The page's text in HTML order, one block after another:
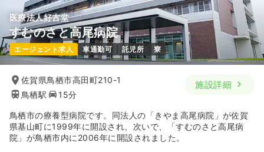
気になる 詳細を見る
外来正看護師 一般病院
日勤のみ（常勤）
給与 17.6〜23.1
時間 8:30～17:00（休憩60分）
日祝休み
4週8休以上 担当業務未経験可
医療法人好古堂
すむのさと高尾病院
エージェント求人 車通勤可 託児所 寮
佐賀県鳥栖市高田町210-1
鳥栖駅
15分
施設詳細
鳥栖市の療養型病院です。同法人の「きやま高尾病院」が佐賀
県基山町に1999年に開設され、次いで、「すむのさと高尾病
院」が鳥栖市内に2006年に開設されました。